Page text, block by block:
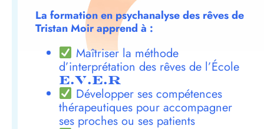
La formation en psychanalyse des rêves de
Tristan Moir apprend à :
Maîtriser la méthode
d’interprétation des rêves de l’École
E.V.E.R
Développer ses compétences
thérapeutiques pour accompagner
ses proches ou ses patients